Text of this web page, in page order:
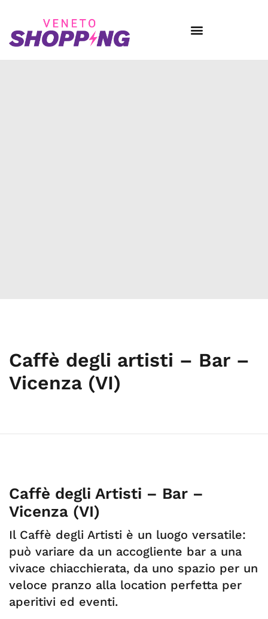
Caffè degli artisti – Bar –
Vicenza (VI)
Caffè degli Artisti – Bar –
Vicenza (VI)
Il Caffè degli Artisti è un luogo versatile:
può variare da un accogliente bar a una
vivace chiacchierata, da uno spazio per un
veloce pranzo alla location perfetta per
aperitivi ed eventi.